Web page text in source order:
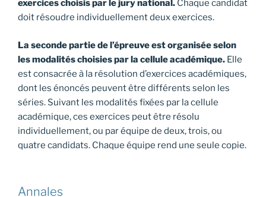
exercices choisis par le jury national. Chaque candidat
doit résoudre individuellement deux exercices.
La seconde partie de l’épreuve est organisée selon
les modalités choisies par la cellule académique. Elle
est consacrée à la résolution d’exercices académiques,
dont les énoncés peuvent être différents selon les
séries. Suivant les modalités fixées par la cellule
académique, ces exercices peut être résolu
individuellement, ou par équipe de deux, trois, ou
quatre candidats. Chaque équipe rend une seule copie.
Annales